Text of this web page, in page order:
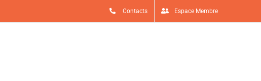
Contacts Espace Membre